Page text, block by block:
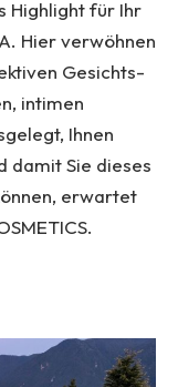
Highlight für Ihr
Hier verwöhnen
Gesichts-
intimen
Ihnen
damit Sie dieses
erwartet